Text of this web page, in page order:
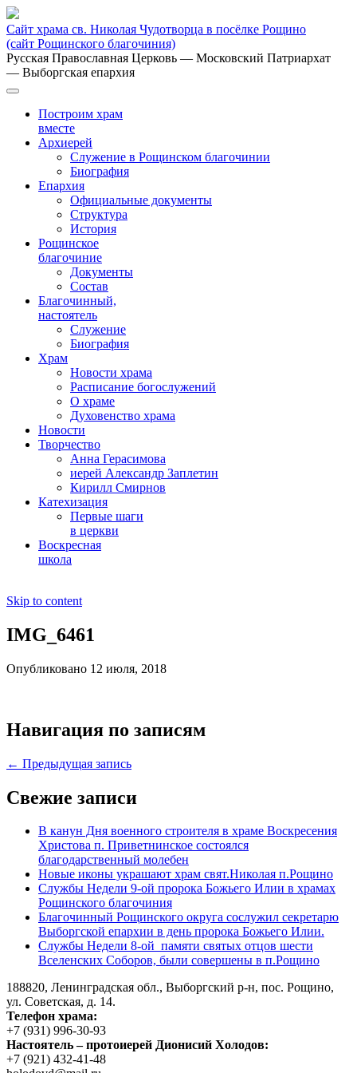
Сайт храма св. Николая Чудотворца в посёлке Рощино
(сайт Рощинского благочиния)
Русская Православная Церковь — Московский Патриархат
— Выборгская епархия
Построим храм
вместе
Архиерей
Служение в Рощинском благочинии
Биография
Епархия
Официальные документы
Структура
История
Рощинское
благочиние
Документы
Состав
Благочинный,
настоятель
Служение
Биография
Храм
Новости храма
Расписание богослужений
О храме
Духовенство храма
Новости
Творчество
Анна Герасимова
иерей Александр Заплетин
Кирилл Смирнов
Катехизация
Первые шаги
в церкви
Воскресная
школа
Skip to content
IMG_6461
Опубликовано 12 июля, 2018
Навигация по записям
← Предыдущая запись
Свежие записи
В канун Дня военного строителя в храме Воскресения
Христова п. Приветнинское состоялся
благодарственный молебен
Новые иконы украшают храм свят.Николая п.Рощино
Службы Недели 9-ой пророка Божьего Илии в храмах
Рощинского благочиния
Благочинный Рощинского округа сослужил секретарю
Выборгской епархии в день пророка Божьего Илии.
Службы Недели 8-ой памяти святых отцов шести
Вселенских Соборов, были совершены в п.Рощино
188820, Ленинградская обл., Выборгский р-н, пос. Рощино,
ул. Советская, д. 14.
Телефон храма:
+7 (931) 996-30-93
Настоятель – протоиерей Дионисий Холодов:
+7 (921) 432-41-48